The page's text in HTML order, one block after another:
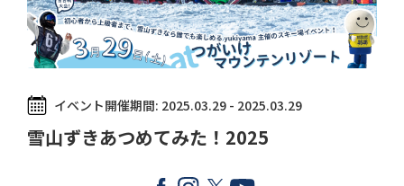
雪山ずきあつめてみた！2025
イベント開催期間: 2025.03.29 - 2025.03.29